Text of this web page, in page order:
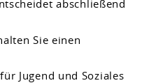
abschließend
Sie einen
Jugend und Soziales